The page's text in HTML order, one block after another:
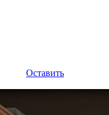
Оставить